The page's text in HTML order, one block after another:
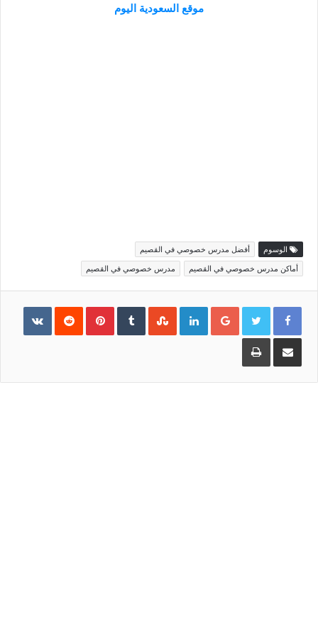
موقع السعودية اليوم
الوسوم
أفضل مدرس خصوصي في القصيم
أماكن مدرس خصوصي في القصيم
مدرس خصوصي في القصيم
Google+
LinkedIn
Pinterest
مشاركة
البريد
طباعة